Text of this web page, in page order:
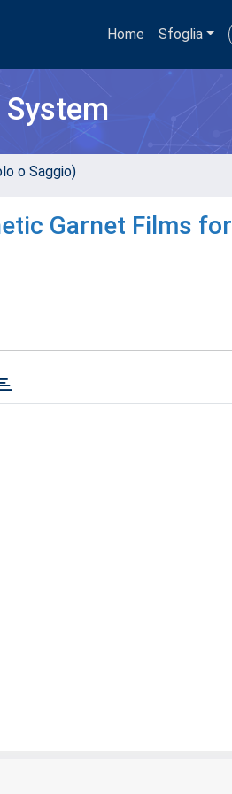
Home Sfoglia
o Saggio)
Garnet Films for